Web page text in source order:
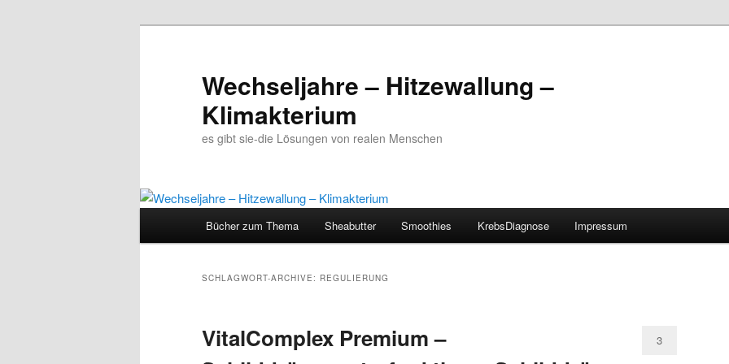
Wechseljahre – Hitzewallung –
Klimakterium
es gibt sie-die Lösungen von realen Menschen
Zum
Zum
wechseln
Bücher zum Thema Sheabutter Smoothies KrebsDiagnose Impressum
SCHLAGWORT-ARCHIVE: REGULIERUNG
VitalComplex Premium –
3